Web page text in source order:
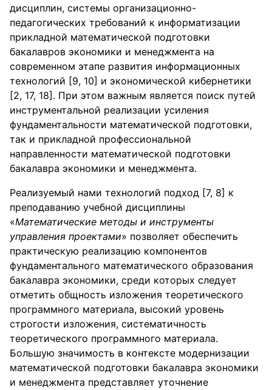
дисциплин, системы организационно-
педагогических требований к информатизации
прикладной математической подготовки
бакалавров экономики и менеджмента на
современном этапе развития информационных
технологий [9, 10] и экономической кибернетики
[2, 17, 18]. При этом важным является поиск путей
инструментальной реализации усиления
фундаментальности математической подготовки,
так и прикладной профессиональной
направленности математической подготовки
бакалавра экономики и менеджмента.
Реализуемый нами технологий подход [7, 8] к
преподаванию учебной дисциплины
«Математические методы и инструменты
управления проектами» позволяет обеспечить
практическую реализацию компонентов
фундаментального математического образования
бакалавра экономики, среди которых следует
отметить общность изложения теоретического
программного материала, высокий уровень
строгости изложения, систематичность
теоретического программного материала.
Большую значимость в контексте модернизации
математической подготовки бакалавра экономики
и менеджмента представляет уточнение